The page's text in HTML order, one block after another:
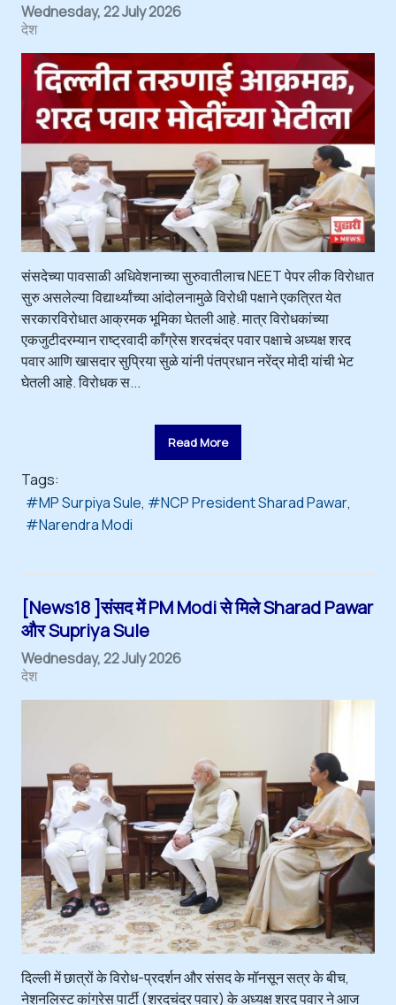
Wednesday, 22 July 2026
देश
संसदेच्या पावसाळी अधिवेशनाच्या सुरुवातीलाच NEET पेपर लीक विरोधात
सुरु असलेल्या विद्यार्थ्यांच्या आंदोलनामुळे विरोधी पक्षाने एकत्रित येत
सरकारविरोधात आक्रमक भूमिका घेतली आहे. मात्र विरोधकांच्या
एकजुटीदरम्यान राष्ट्रवादी काँग्रेस शरदचंद्र पवार पक्षाचे अध्यक्ष शरद
पवार आणि खासदार सुप्रिया सुळे यांनी पंतप्रधान नरेंद्र मोदी यांची भेट
घेतली आहे. विरोधक स...
Read More
Tags:
MP Surpiya Sule
NCP President Sharad Pawar
Narendra Modi
[News18 ]संसद में PM Modi से मिले Sharad Pawar
और Supriya Sule
Wednesday, 22 July 2026
देश
दिल्ली में छात्रों के विरोध-प्रदर्शन और संसद के मॉनसून सत्र के बीच,
नेशनलिस्ट कांग्रेस पार्टी (शरदचंद्र पवार) के अध्यक्ष शरद पवार ने आज